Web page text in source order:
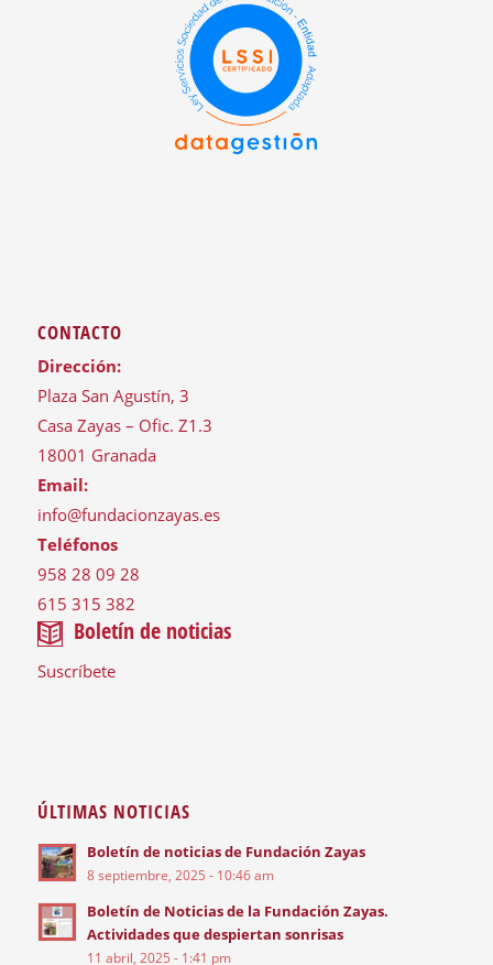
CONTACTO
Dirección:
Plaza San Agustín, 3
Casa Zayas – Ofic. Z1.3
18001 Granada
Email:
info@fundacionzayas.es
Teléfonos
958 28 09 28
615 315 382
Boletín de noticias
Suscríbete
ÚLTIMAS NOTICIAS
Boletín de noticias de Fundación Zayas
8 septiembre, 2025 - 10:46 am
Boletín de Noticias de la Fundación Zayas.
Actividades que despiertan sonrisas
11 abril, 2025 - 1:41 pm